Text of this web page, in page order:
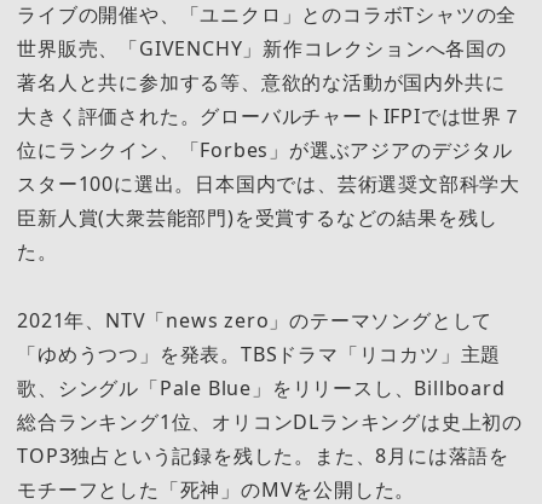
ライブの開催や、「ユニクロ」とのコラボTシャツの全
世界販売、「GIVENCHY」新作コレクションへ各国の
著名人と共に参加する等、意欲的な活動が国内外共に
大きく評価された。グローバルチャートIFPIでは世界７
位にランクイン、「Forbes」が選ぶアジアのデジタル
スター100に選出。日本国内では、芸術選奨文部科学大
臣新人賞(大衆芸能部門)を受賞するなどの結果を残し
た。
2021年、NTV「news zero」のテーマソングとして
「ゆめうつつ」を発表。TBSドラマ「リコカツ」主題
歌、シングル「Pale Blue」をリリースし、Billboard
総合ランキング1位、オリコンDLランキングは史上初の
TOP3独占という記録を残した。また、8月には落語を
モチーフとした「死神」のMVを公開した。